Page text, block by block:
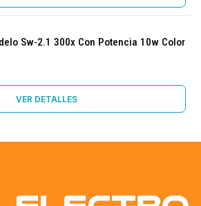
Sw-2.1 300x Con Potencia 10w Color
VER DETALLES